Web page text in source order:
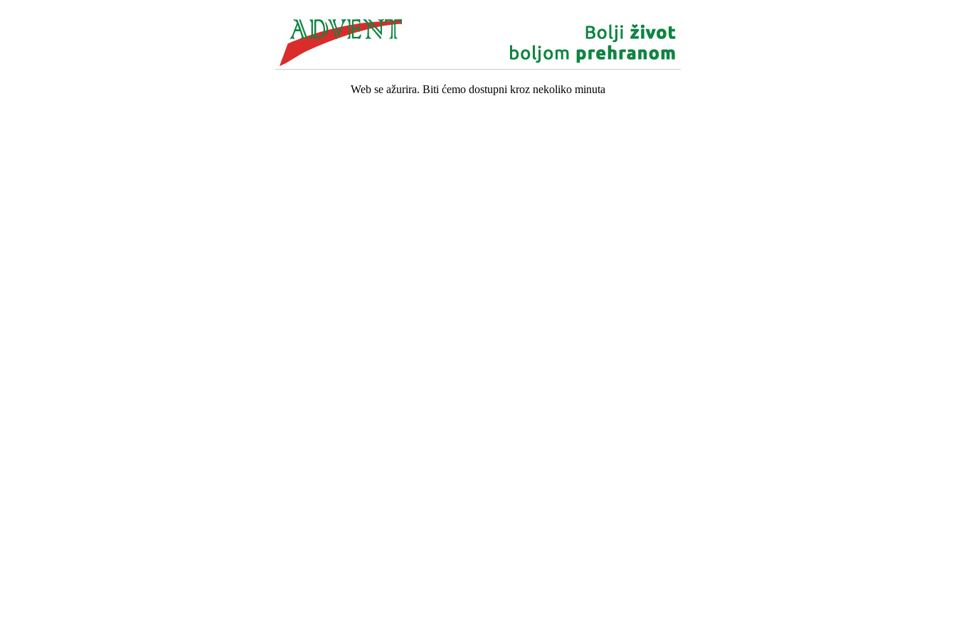
Web se ažurira. Biti ćemo dostupni kroz nekoliko minuta